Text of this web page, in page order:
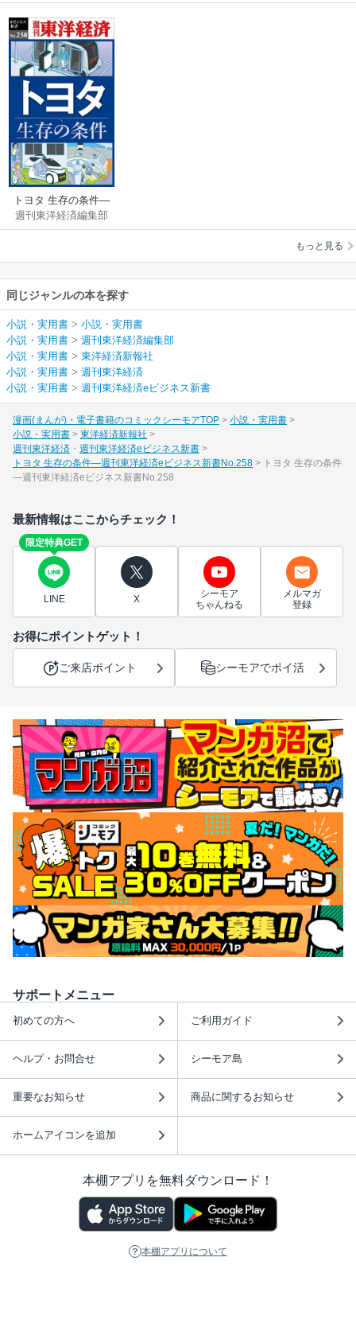
トヨタ 生存の条件―
週刊東洋経済eビジネ
ス新書No.258
週刊東洋経済編集部
もっと見る
同じジャンルの本を探す
小説・実用書 > 小説・実用書
小説・実用書 > 週刊東洋経済編集部
小説・実用書 > 東洋経済新報社
小説・実用書 > 週刊東洋経済
小説・実用書 > 週刊東洋経済eビジネス新書
漫画(まんが)・電子書籍のコミックシーモアTOP
小説・実用書
小説・実用書
東洋経済新報社
週刊東洋経済
週刊東洋経済eビジネス新書
トヨタ 生存の条件―週刊東洋経済eビジネス新書No.258
トヨタ 生存の条件
―週刊東洋経済eビジネス新書No.258
最新情報はここからチェック！
限定特典GET
LINE X
シーモア
ちゃんねる
メルマガ
登録
お得にポイントゲット！
ご来店ポイント シーモアでポイ活
サポートメニュー
初めての方へ ご利用ガイド
ヘルプ・お問合せ シーモア島
重要なお知らせ 商品に関するお知らせ
ホームアイコンを追加
本棚アプリを無料ダウンロード！
本棚アプリについて